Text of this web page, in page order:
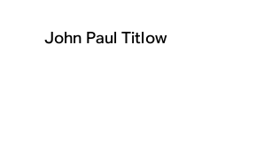
John Paul Titlow